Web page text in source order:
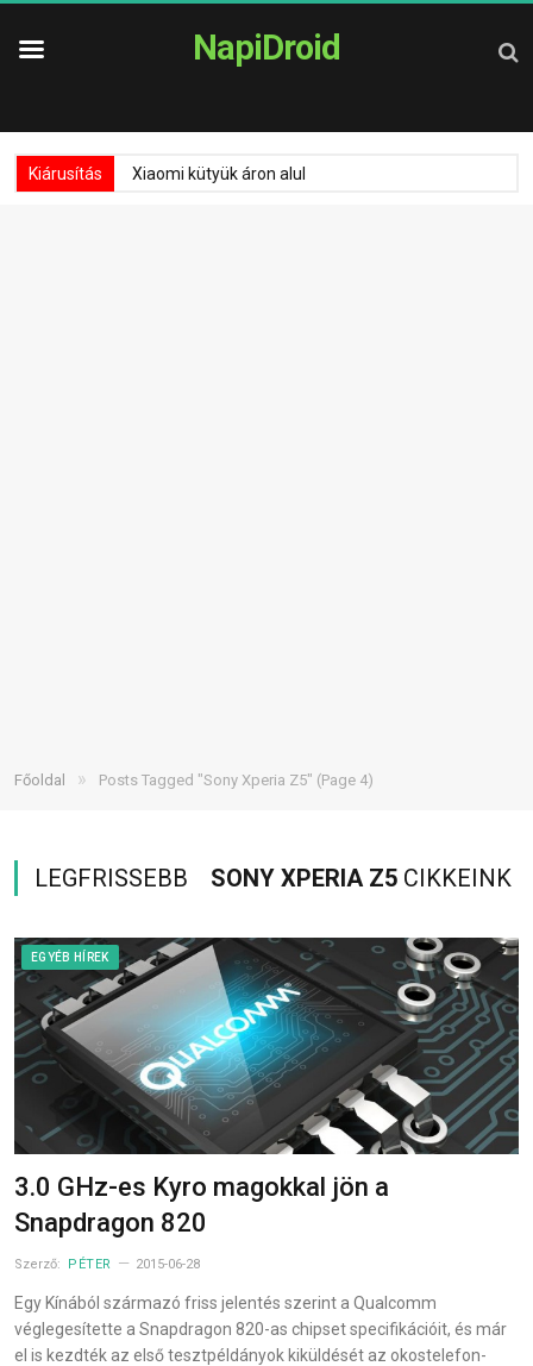
NapiDroid
Kiárusítás Xiaomi kütyük áron alul
Főoldal » Posts Tagged "Sony Xperia Z5" (Page 4)
LEGFRISSEBB SONY XPERIA Z5 CIKKEINK
EGYÉB HÍREK
3.0 GHz-es Kyro magokkal jön a
Snapdragon 820
Szerző: PÉTER 2015-06-28
Egy Kínából származó friss jelentés szerint a Qualcomm
véglegesítette a Snapdragon 820-as chipset specifikációit, és már
el is kezdték az első tesztpéldányok kiküldését az okostelefon-